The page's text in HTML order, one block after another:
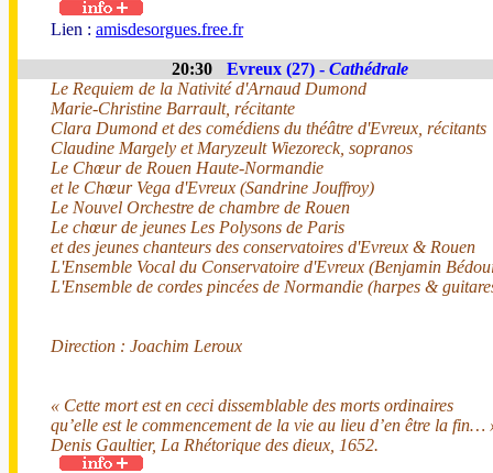
Lien : amisdesorgues.free.fr
20:30 Evreux (27) - Cathédrale
Le Requiem de la Nativité d'Arnaud Dumond
Marie-Christine Barrault, récitante
Clara Dumond et des comédiens du théâtre d'Evreux, récitants
Claudine Margely et Maryzeult Wiezoreck, sopranos
Le Chœur de Rouen Haute-Normandie
et le Chœur Vega d'Evreux (Sandrine Jouffroy)
Le Nouvel Orchestre de chambre de Rouen
Le chœur de jeunes Les Polysons de Paris
et des jeunes chanteurs des conservatoires d'Evreux & Rouen
L'Ensemble Vocal du Conservatoire d'Evreux (Benjamin
L'Ensemble de cordes pincées de Normandie (harpes &
Direction : Joachim Leroux
« Cette mort est en ceci dissemblable des morts ordinaires
qu’elle est le commencement de la vie au lieu d’en être la fin…
Denis Gaultier, La Rhétorique des dieux, 1652.